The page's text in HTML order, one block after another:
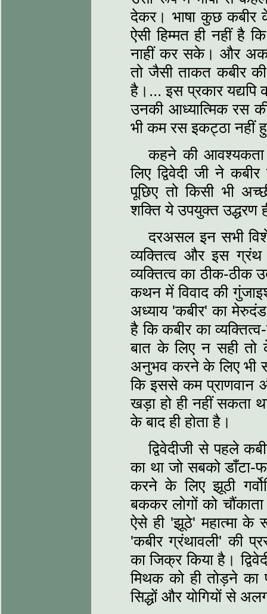
देकर। भाषा कुछ कबीर
ऐसी हिम्‍मत ही नहीं है
नाहीं कर सके। और
तो जैसी ताकत कबीर
है।... इस प्रकार यद्यपि
उनकी आध्‍यात्मिक रस
भी कम रस इकट्ठा
कहने की आवश्‍यकता
लिए द्विवेदी जी ने
पूछिए तो किसी भी
शक्ति ये उपयुक्‍त उद्धरण
दरअसल इन सभी
व्‍यक्तित्‍व और इस
व्‍यक्तित्‍व का ठीक-ठीक
कथन में विवाद की
अध्‍याय 'कबीर' का
है कि कबीर का
बात के लिए न सही तो
अनुभव करने के‍ लिए भी
कि इससे कम प्राणवान
खड़ा हो ही नहीं सकता
के बाद ही होता है।
द्विवेदीजी से पहले
का था जो सबको डाँटा-
करने के लिए झूठी
बककर लोगों को
ऐसे ही 'झूठे' महात्‍मा के
'कबीर ग्रंथावली' की
का जिक्र किया है।
मिथक को ही तोड़ने का
सिद्धों और योगियों से